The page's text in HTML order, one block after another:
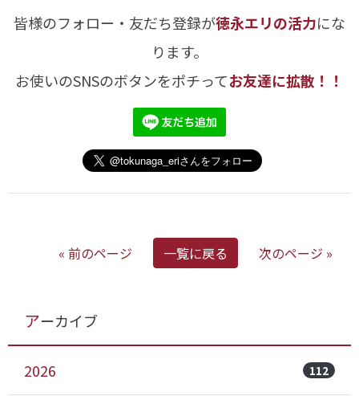
皆様のフォロー・友だち登録が徳永エリの活力にな
ります。
お使いのSNSのボタンをポチってお友達に拡散！！
« 前のページ 一覧に戻る 次のページ »
アーカイブ
2026 112